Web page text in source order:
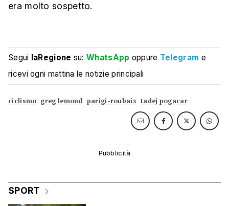
era molto sospetto.
Segui laRegione su:WhatsApp oppure Telegram e
ricevi ogni mattina le notizie principali
ciclismo greg lemond parigi-roubaix tadej pogacar
SPORT